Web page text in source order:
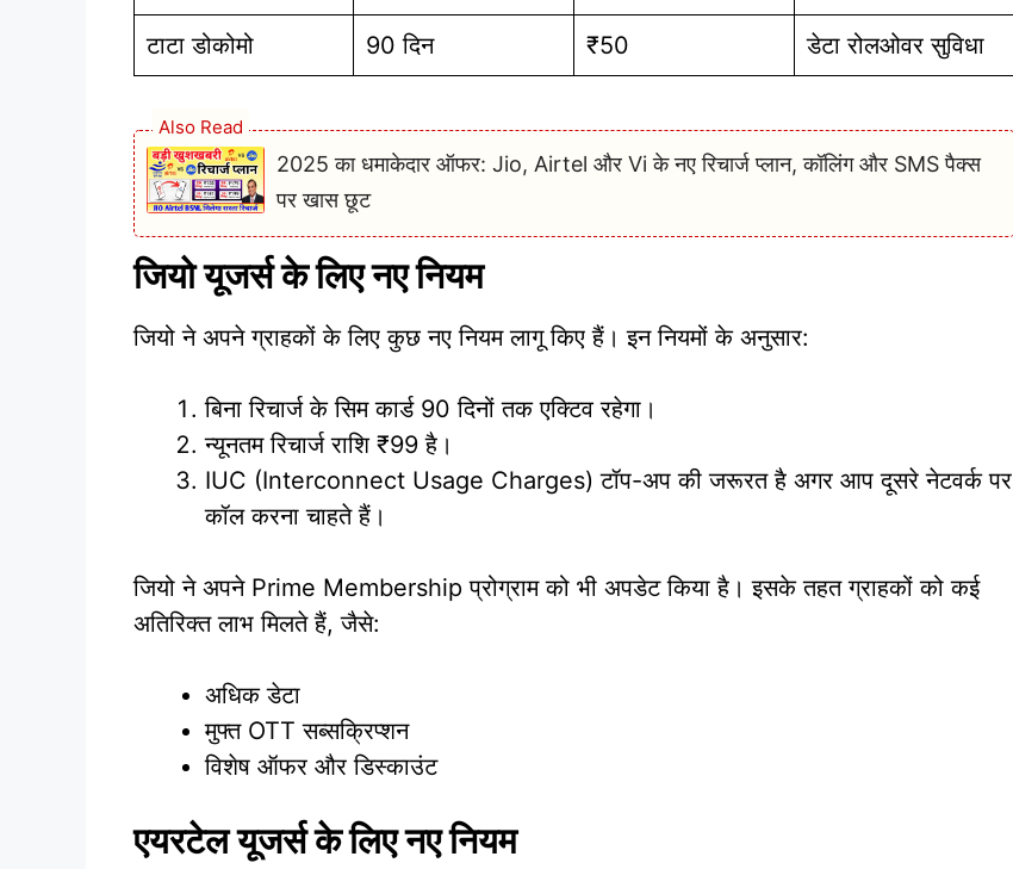
टाटा डोकोमो 90 दिन ₹50 डेटा रोलओवर सुविधा
Also Read
2025 का धमाकेदार ऑफर: Jio, Airtel और Vi के नए रिचार्ज प्लान, कॉलिंग और SMS पैक्स
पर खास छूट
जियो यूजर्स के लिए नए नियम
जियो ने अपने ग्राहकों के लिए कुछ नए नियम लागू किए हैं। इन नियमों के अनुसार:
बिना रिचार्ज के सिम कार्ड 90 दिनों तक एक्टिव रहेगा।
न्यूनतम रिचार्ज राशि ₹99 है।
IUC (Interconnect Usage Charges) टॉप-अप की जरूरत है अगर आप दूसरे नेटवर्क पर
कॉल करना चाहते हैं।
जियो ने अपने Prime Membership प्रोग्राम को भी अपडेट किया है। इसके तहत ग्राहकों को कई
अतिरिक्त लाभ मिलते हैं, जैसे:
अधिक डेटा
मुफ्त OTT सब्सक्रिप्शन
विशेष ऑफर और डिस्काउंट
एयरटेल यूजर्स के लिए नए नियम